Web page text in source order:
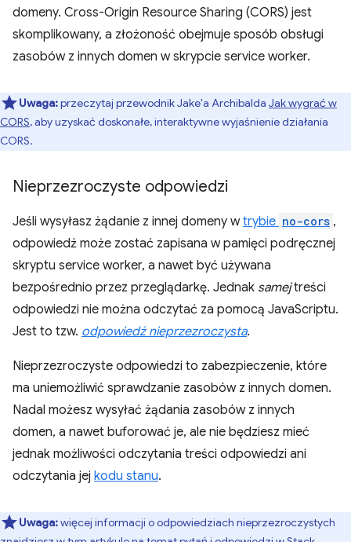
domeny. Cross-Origin Resource Sharing (CORS) jest
skomplikowany, a złożoność obejmuje sposób obsługi
zasobów z innych domen w skrypcie service worker.
Uwaga:przeczytaj przewodnik Jake'a Archibalda Jak wygrać w
CORS, aby uzyskać doskonałe, interaktywne wyjaśnienie działania
CORS.
Nieprzezroczyste odpowiedzi
Jeśli wysyłasz żądanie z innej domeny wtrybie no-cors ,
odpowiedź może zostać zapisana w pamięci podręcznej
skryptu service worker, a nawet być używana
bezpośrednio przez przeglądarkę. Jednak samejtreści
odpowiedzi nie można odczytać za pomocą JavaScriptu.
Jest to tzw. odpowiedź nieprzezroczysta.
Nieprzezroczyste odpowiedzi to zabezpieczenie, które
ma uniemożliwić sprawdzanie zasobów z innych domen.
Nadal możesz wysyłać żądania zasobów z innych
domen, a nawet buforować je, ale nie będziesz mieć
jednak możliwości odczytania treści odpowiedzi ani
odczytania jej kodu stanu.
Uwaga:więcej informacji o odpowiedziach nieprzezroczystych